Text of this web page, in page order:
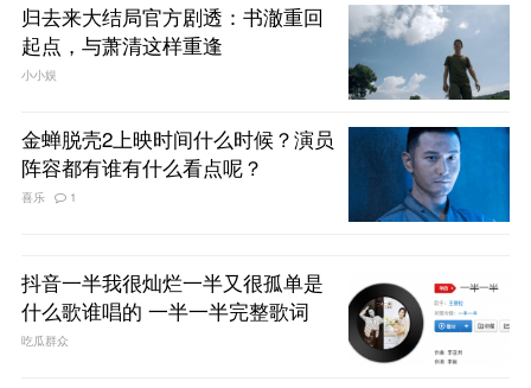
归去来大结局官方剧透：书澈重回
起点，与萧清这样重逢
小小娱
金蝉脱壳2上映时间什么时候？演员
阵容都有谁有什么看点呢？
喜乐 1
抖音一半我很灿烂一半又很孤单是
什么歌谁唱的 一半一半完整歌词
吃瓜群众